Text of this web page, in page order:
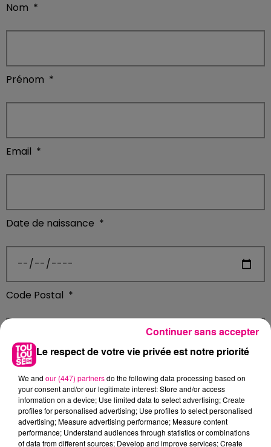
Nom *
Prénom *
Email *
Date de naissance *
Code Postal *
Ville*
Adresse*
Le respect de votre vie privée est notre priorité
We and our (447) partnersdo the following data processing based on
your consent and/or our legitimate interest: Store and/or access
information on a device; Use limited data to select advertising; Create
profiles for personalised advertising; Use profiles to select personalised
advertising; Measure advertising performance; Measure content
performance; Understand audiences through statistics or combinations
of data from different sources; Develop and improve services; Create
Continuer sans accepter